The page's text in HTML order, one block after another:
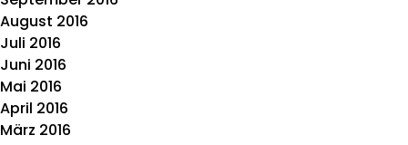
August 2016
Juli 2016
Juni 2016
Mai 2016
April 2016
März 2016